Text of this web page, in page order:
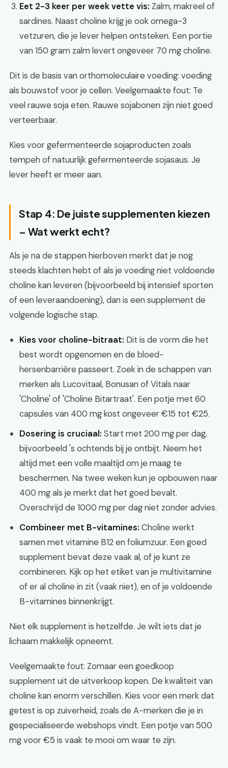
Eet 2-3 keer per week vette vis: Zalm, makreel of
sardines. Naast choline krijg je ook omega-3
vetzuren, die je lever helpen ontsteken. Een portie
van 150 gram zalm levert ongeveer 70 mg choline.
Dit is de basis van orthomoleculaire voeding: voeding
als bouwstof voor je cellen. Veelgemaakte fout: Te
veel rauwe soja eten. Rauwe sojabonen zijn niet goed
verteerbaar.
Kies voor gefermenteerde sojaproducten zoals
tempeh of natuurlijk gefermenteerde sojasaus. Je
lever heeft er meer aan.
Stap 4: De juiste supplementen kiezen
– Wat werkt echt?
Als je na de stappen hierboven merkt dat je nog
steeds klachten hebt of als je voeding niet voldoende
choline kan leveren (bijvoorbeeld bij intensief sporten
of een leveraandoening), dan is een supplement de
volgende logische stap.
Kies voor choline-bitraat: Dit is de vorm die het
best wordt opgenomen en de bloed-
hersenbarrière passeert. Zoek in de schappen van
merken als Lucovitaal, Bonusan of Vitals naar
'Choline' of 'Choline Bitartraat'. Een potje met 60
capsules van 400 mg kost ongeveer €15 tot €25.
Dosering is cruciaal: Start met 200 mg per dag,
bijvoorbeeld 's ochtends bij je ontbijt. Neem het
altijd met een volle maaltijd om je maag te
beschermen. Na twee weken kun je opbouwen naar
400 mg als je merkt dat het goed bevalt.
Overschrijd de 1000 mg per dag niet zonder advies.
Combineer met B-vitamines: Choline werkt
samen met vitamine B12 en foliumzuur. Een goed
supplement bevat deze vaak al, of je kunt ze
combineren. Kijk op het etiket van je multivitamine
of er al choline in zit (vaak niet), en of je voldoende
B-vitamines binnenkrijgt.
Niet elk supplement is hetzelfde. Je wilt iets dat je
lichaam makkelijk opneemt.
Veelgemaakte fout: Zomaar een goedkoop
supplement uit de uitverkoop kopen. De kwaliteit van
choline kan enorm verschillen. Kies voor een merk dat
getest is op zuiverheid, zoals de A-merken die je in
gespecialiseerde webshops vindt. Een potje van 500
mg voor €5 is vaak te mooi om waar te zijn.